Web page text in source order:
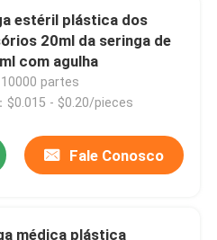
seringa
estéril plástica dos
20ml da seringa de
com agulha
10000 partes
$0.015 - $0.20/pieces
Fale Conosco
médica plástica